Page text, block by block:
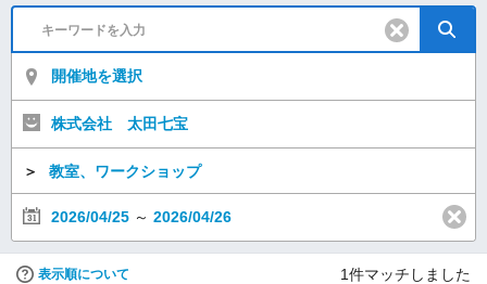
開催地を選択
株式会社 太田七宝
＞ 教室、ワークショップ
2026/04/25 ～ 2026/04/26
表示順について 1件マッチしました